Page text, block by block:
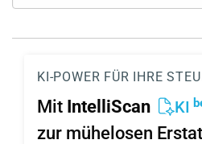
KI-POWER FÜR IHRE
Mit IntelliScan KI
zur mühelosen